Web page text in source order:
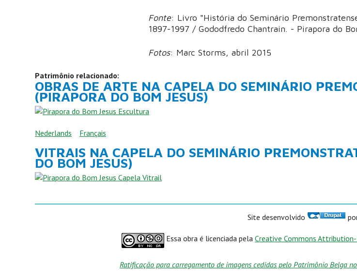
Fonte: Livro "História do Seminário
1897-1997 / Gododfredo Chantrain. - Pirapora do
Fotos: Marc Storms, abril 2015
Patrimônio relacionado:
OBRAS DE ARTE NA CAPELA DO SEMINÁRIO
(PIRAPORA DO BOM JESUS)
Nederlands Français
VITRAIS NA CAPELA DO SEMINÁRIO
DO BOM JESUS)
Site desenvolvido
Essa obra é licenciada pela Creative Commons
Ratificação para carregamento de imagens cedidas pelo Patrimônio Belga